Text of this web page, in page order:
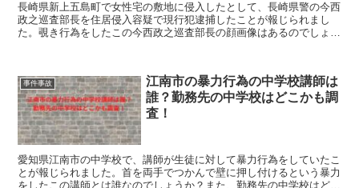
長崎県新上五島町で女性宅の敷地に侵入したとして、長崎県警の今西
政之巡査部長を住居侵入容疑で現行犯逮捕したことが報じられまし
た。覗き行為をしたこの今西政之巡査部長の顔画像はあるのでしょう
事件事故
江南市の暴力行為の中学校講師は
誰？勤務先の中学校はどこかも調
査！
愛知県江南市の中学校で、講師が生徒に対して暴力行為をしていたこ
とが報じられました。首を両手でつかんで壁に押し付けるという暴力
をしたこの講師とは誰なのでしょうか？また、勤務先の中学校はどこ